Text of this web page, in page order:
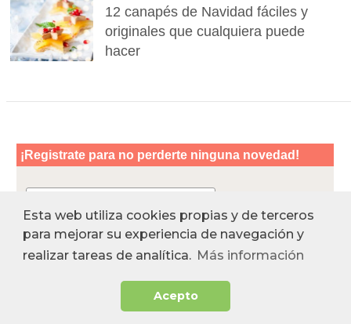
12 canapés de Navidad fáciles y
originales que cualquiera puede
hacer
Esta web utiliza cookies propias y de terceros
para mejorar su experiencia de navegación y
realizar tareas de analítica. Más información